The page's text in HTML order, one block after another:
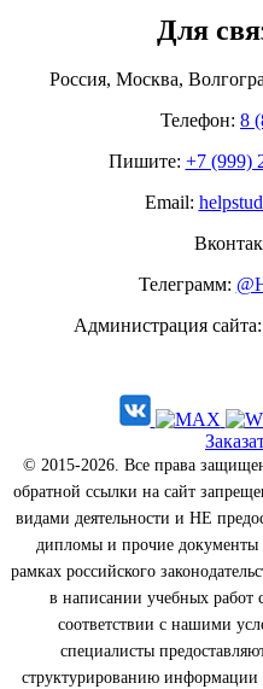
Для
Россия, Москва,
Телефон: 8
Пишите: +7 (999)
Email:
Телеграмм:
Администрация сайта:
© 2015-2026. Все права
обратной ссылки на сайт
видами деятельности и НЕ
дипломы и прочие документы
рамках российского
в написании учебных работ
соответствии с нашими
специалисты
структурированию информации